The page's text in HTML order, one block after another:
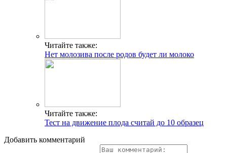
Читайте также:
Нет молозива после родов будет ли молоко
Читайте также:
Тест на движение плода считай до 10 образец
Добавить комментарий